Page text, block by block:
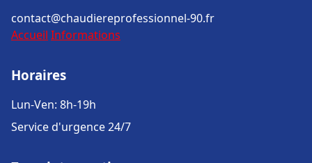
contact@chaudiereprofessionnel-90.fr
Accueil Informations
Horaires
Lun-Ven: 8h-19h
Service d'urgence 24/7